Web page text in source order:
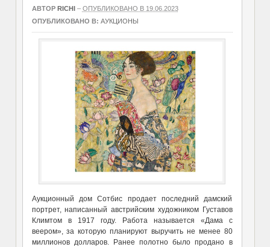
АВТОР RICHI– ОПУБЛИКОВАНО В 19.06.2023
ОПУБЛИКОВАНО В: АУКЦИОНЫ
Аукционный дом Сотбис продает последний дамский
портрет, написанный австрийским художником Густавов
Климтом в 1917 году. Работа называется «Дама с
веером», за которую планируют выручить не менее 80
миллионов долларов. Ранее полотно было продано в